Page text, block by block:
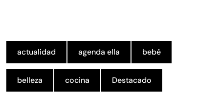
actualidad agenda ella bebé
belleza cocina Destacado